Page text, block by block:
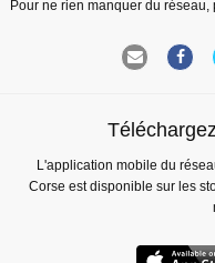
Pour ne rien manquer du
L'application mobile du
Corse est disponible sur les